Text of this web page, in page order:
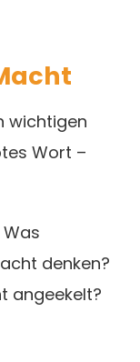
wichtigen
Wort –
denken?
angeekelt?